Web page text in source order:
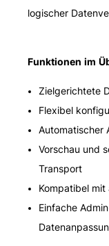
logischer
Funktionen im
Zielgerichtete
Flexibel
Automatischer
Vorschau und
Transport
Kompatibel mit
Einfache